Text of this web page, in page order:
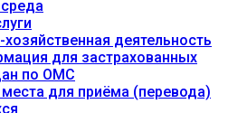
деятельность
для застрахованных
по ОМС
для приёма (перевода)